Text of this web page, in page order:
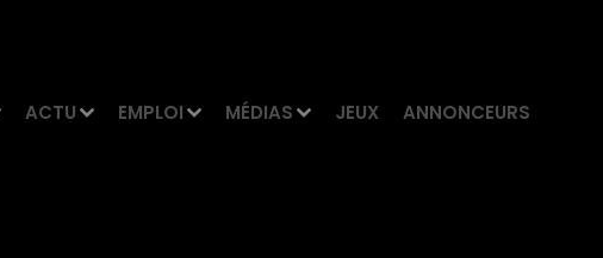
ACTU EMPLOI MÉDIAS JEUX ANNONCEURS